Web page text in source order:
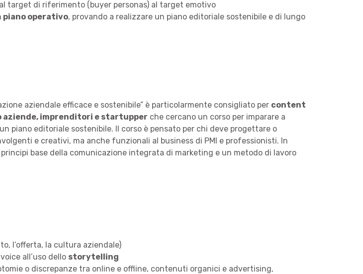
target di riferimento (buyer personas) al target emotivo
piano operativo, provando a realizzare un piano editoriale sostenibile e di lungo
aziendale efficace e sostenibile” è particolarmente consigliato per content
aziende, imprenditori e startupper che cercano un corso per imparare a
piano editoriale sostenibile. Il corso è pensato per chi deve progettare o
e creativi, ma anche funzionali al business di PMI e professionisti. In
base della comunicazione integrata di marketing e un metodo di lavoro
l’offerta, la cultura aziendale)
all’uso dello storytelling
o discrepanze tra online e offline, contenuti organici e advertising,